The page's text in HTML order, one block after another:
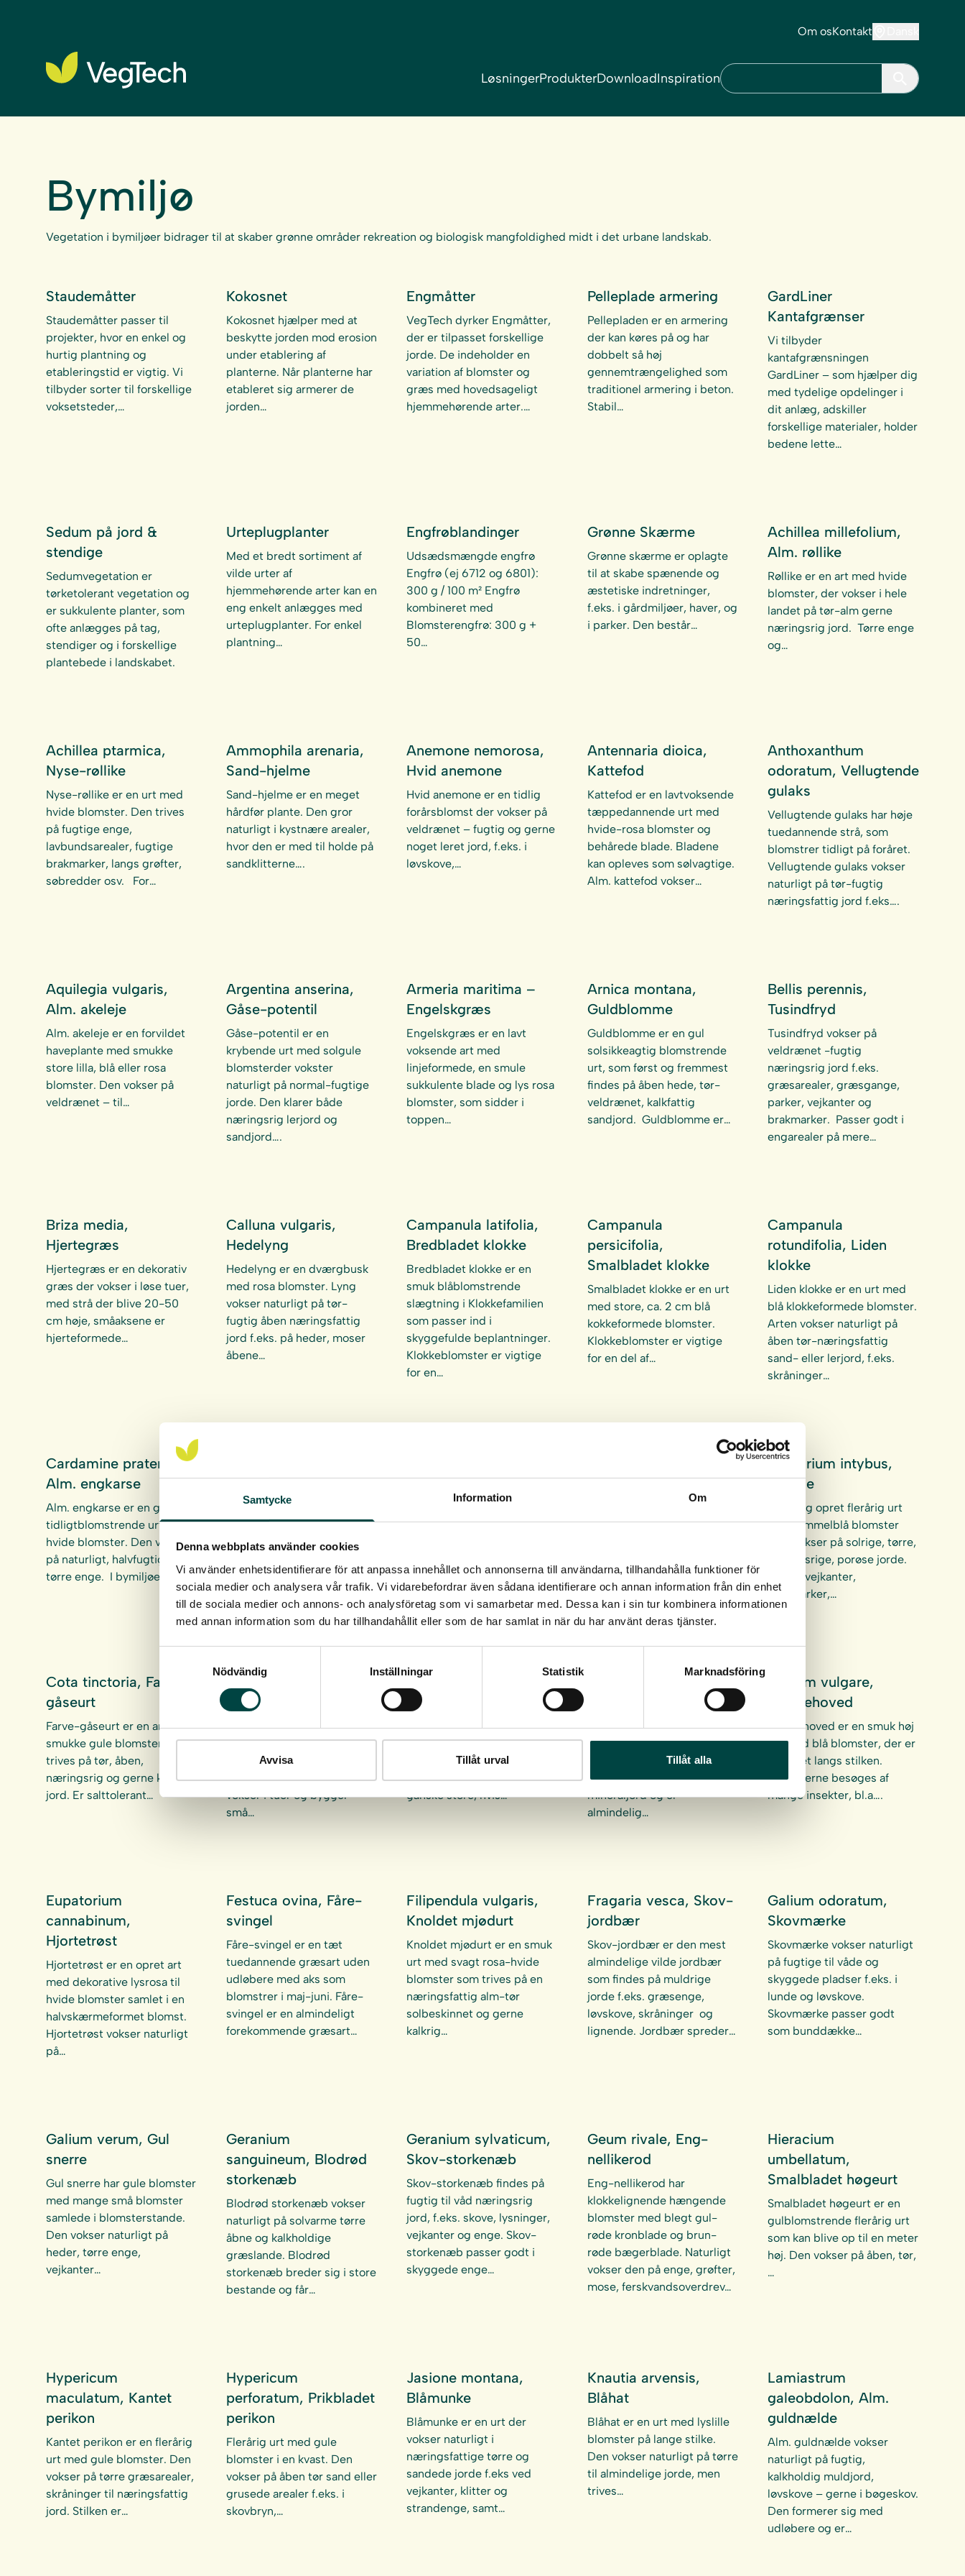
Samtycke Information Om
Denna webbplats använder cookies
Vi använder enhetsidentifierare för att anpassa innehållet och annonserna till användarna, tillhandahålla funktioner för
sociala medier och analysera vår trafik. Vi vidarebefordrar även sådana identifierare och annan information från din enhet
till de sociala medier och annons- och analysföretag som vi samarbetar med. Dessa kan i sin tur kombinera informationen
med annan information som du har tillhandahållit eller som de har samlat in när du har använt deras tjänster.
Nödvändig
Inställningar Statistik Marknadsföring
Avvisa Tillåt urval Tillåt alla
Om osKontakt
LøsningerProdukterDownloadInspiration
Bymiljø
Vegetation i bymiljøer bidrager til at skaber grønne områder rekreation og biologisk mangfoldighed midt i det urbane landskab.
Staudemåtter
Staudemåtter passer til
projekter, hvor en enkel og
hurtig plantning og
etableringstid er vigtig. Vi
tilbyder sorter til forskellige
voksetsteder,…
Kokosnet
Kokosnet hjælper med at
beskytte jorden mod erosion
under etablering af
planterne. Når planterne har
etableret sig armerer de
jorden…
Engmåtter
VegTech dyrker Engmåtter,
der er tilpasset forskellige
jorde. De indeholder en
variation af blomster og
græs med hovedsageligt
hjemmehørende arter.…
Pelleplade armering
Pellepladen er en armering
der kan køres på og har
dobbelt så høj
gennemtrængelighed som
traditionel armering i beton.
Stabil…
GardLiner
Kantafgrænser
Vi tilbyder
kantafgrænsningen
GardLiner – som hjælper dig
med tydelige opdelinger i
dit anlæg, adskiller
forskellige materialer, holder
bedene lette…
Sedum på jord &
stendige
Sedumvegetation er
tørketolerant vegetation og
er sukkulente planter, som
ofte anlægges på tag,
stendiger og i forskellige
plantebede i landskabet.
Urteplugplanter
Med et bredt sortiment af
vilde urter af
hjemmehørende arter kan en
eng enkelt anlægges med
urteplugplanter. For enkel
plantning…
Engfrøblandinger
Udsædsmængde engfrø
Engfrø (ej 6712 og 6801):
300 g / 100 m² Engfrø
kombineret med
Blomsterengfrø: 300 g +
50…
Grønne Skærme
Grønne skærme er oplagte
til at skabe spænende og
æstetiske indretninger,
f.eks. i gårdmiljøer, haver, og
i parker. Den består…
Achillea millefolium,
Alm. røllike
Røllike er en art med hvide
blomster, der vokser i hele
landet på tør-alm gerne
næringsrig jord. Tørre enge
og…
Achillea ptarmica,
Nyse-røllike
Nyse-røllike er en urt med
hvide blomster. Den trives
på fugtige enge,
lavbundsarealer, fugtige
brakmarker, langs grøfter,
søbredder osv. For…
Ammophila arenaria,
Sand-hjelme
Sand-hjelme er en meget
hårdfør plante. Den gror
naturligt i kystnære arealer,
hvor den er med til holde på
sandklitterne….
Anemone nemorosa,
Hvid anemone
Hvid anemone er en tidlig
forårsblomst der vokser på
veldrænet – fugtig og gerne
noget leret jord, f.eks. i
løvskove,…
Antennaria dioica,
Kattefod
Kattefod er en lavtvoksende
tæppedannende urt med
hvide-rosa blomster og
behårede blade. Bladene
kan opleves som sølvagtige.
Alm. kattefod vokser…
Anthoxanthum
odoratum, Vellugtende
gulaks
Vellugtende gulaks har høje
tuedannende strå, som
blomstrer tidligt på foråret.
Vellugtende gulaks vokser
naturligt på tør-fugtig
næringsfattig jord f.eks….
Aquilegia vulgaris,
Alm. akeleje
Alm. akeleje er en forvildet
haveplante med smukke
store lilla, blå eller rosa
blomster. Den vokser på
veldrænet – til…
Argentina anserina,
Gåse-potentil
Gåse-potentil er en
krybende urt med solgule
blomsterder vokster
naturligt på normal-fugtige
jorde. Den klarer både
næringsrig lerjord og
sandjord….
Armeria maritima –
Engelskgræs
Engelskgræs er en lavt
voksende art med
linjeformede, en smule
sukkulente blade og lys rosa
blomster, som sidder i
toppen…
Arnica montana,
Guldblomme
Guldblomme er en gul
solsikkeagtig blomstrende
urt, som først og fremmest
findes på åben hede, tør-
veldrænet, kalkfattig
sandjord. Guldblomme er…
Bellis perennis,
Tusindfryd
Tusindfryd vokser på
veldrænet -fugtig
næringsrig jord f.eks.
græsarealer, græsgange,
parker, vejkanter og
brakmarker. Passer godt i
engarealer på mere…
Briza media,
Hjertegræs
Hjertegræs er en dekorativ
græs der vokser i løse tuer,
med strå der blive 20-50
cm høje, småaksene er
hjerteformede…
Calluna vulgaris,
Hedelyng
Hedelyng er en dværgbusk
med rosa blomster. Lyng
vokser naturligt på tør-
fugtig åben næringsfattig
jord f.eks. på heder, moser
åbene…
Campanula latifolia,
Bredbladet klokke
Bredbladet klokke er en
smuk blåblomstrende
slægtning i Klokkefamilien
som passer ind i
skyggefulde beplantninger.
Klokkeblomster er vigtige
for en…
Campanula
persicifolia,
Smalbladet klokke
Smalbladet klokke er en urt
med store, ca. 2 cm blå
kokkeformede blomster.
Klokkeblomster er vigtige
for en del af…
Campanula
rotundifolia, Liden
klokke
Liden klokke er en urt med
blå klokkeformede blomster.
Arten vokser naturligt på
åben tør-næringsfattig
sand- eller lerjord, f.eks.
skråninger…
Cardamine pratensis,
Alm. engkarse
Alm. engkarse er en glat,
tidligtblomstrende urt med
hvide blomster. Den vokser
på naturligt, halvfugtige til
tørre enge. I bymiljøer…
star
Sand-star er en smuk, glat,
mørkegrøn halvgræs som
udbredes via rødder. Den
kysten, i klitter…
knopurt
opret flerårig urt som vokser
jorde…
Stor knopurt
knopurt er en
på åben, tør til fugtig jord,…
Cichorium intybus,
Cikorie
Smuk og opret flerårig urt
med himmelblå blomster
som vokser på solrige, tørre,
næringsrige, porøse jorde.
F.eks. i vejkanter,
brakmarker,…
Cota tinctoria, Farve-
gåseurt
Farve-gåseurt er en art med
smukke gule blomster som
trives på tør, åben,
næringsrig og gerne kalkrig
jord. Er salttolerant…
Dianthus arenarius,
Sandnellike
Sandnellike vokser naturligt
på åben og tørre sandede
jorder, f.eks. græsheder og
strandenge. Sandnellike
vokser i tuer og bygger
små…
Dianthus deltoides,
Bakke-nellike
Bakke-nellike er en rosa
flerårig urt, som vokser og
udbreder sig med spredte
tuer. Tuerne kan blive
ganske store, hvis…
Alm. fingerbøl er en
opretvoksende urt og en
klassisk haveplante. Den
trives i tør til fugtig
mineraljord og er
almindelig…
Echium vulgare,
Slangehoved
Slangehoved er en smuk høj
urt med blå blomster, der er
placeret langs stilken.
Blomsterne besøges af
mange insekter, bl.a….
Eupatorium
cannabinum,
Hjortetrøst
Hjortetrøst er en opret art
med dekorative lysrosa til
hvide blomster samlet i en
halvskærmeformet blomst.
Hjortetrøst vokser naturligt
på…
Festuca ovina, Fåre-
svingel
Fåre-svingel er en tæt
tuedannende græsart uden
udløbere med aks som
blomstrer i maj-juni. Fåre-
svingel er en almindeligt
forekommende græsart…
Filipendula vulgaris,
Knoldet mjødurt
Knoldet mjødurt er en smuk
urt med svagt rosa-hvide
blomster som trives på en
næringsfattig alm-tør
solbeskinnet og gerne
kalkrig…
Fragaria vesca, Skov-
jordbær
Skov-jordbær er den mest
almindelige vilde jordbær
som findes på muldrige
jorde f.eks. græsenge,
løvskove, skråninger og
lignende. Jordbær spreder…
Galium odoratum,
Skovmærke
Skovmærke vokser naturligt
på fugtige til våde og
skyggede pladser f.eks. i
lunde og løvskove.
Skovmærke passer godt
som bunddække…
Galium verum, Gul
snerre
Gul snerre har gule blomster
med mange små blomster
samlede i blomsterstande.
Den vokser naturligt på
heder, tørre enge,
vejkanter…
Geranium
sanguineum, Blodrød
storkenæb
Blodrød storkenæb vokser
naturligt på solvarme tørre
åbne og kalkholdige
græslande. Blodrød
storkenæb breder sig i store
bestande og får…
Geranium sylvaticum,
Skov-storkenæb
Skov-storkenæb findes på
fugtig til våd næringsrig
jord, f.eks. skove, lysninger,
vejkanter og enge. Skov-
storkenæb passer godt i
skyggede enge…
Geum rivale, Eng-
nellikerod
Eng-nellikerod har
klokkelignende hængende
blomster med blegt gul-
røde kronblade og brun-
røde bægerblade. Naturligt
vokser den på enge, grøfter,
mose, ferskvandsoverdrev…
Hieracium
umbellatum,
Smalbladet høgeurt
Smalbladet høgeurt er en
gulblomstrende flerårig urt
som kan blive op til en meter
høj. Den vokser på åben, tør,
…
Hypericum
maculatum, Kantet
perikon
Kantet perikon er en flerårig
urt med gule blomster. Den
vokser på tørre græsarealer,
skråninger til næringsfattig
jord. Stilken er…
Hypericum
perforatum, Prikbladet
perikon
Flerårig urt med gule
blomster i en kvast. Den
vokser på åben tør sand eller
grusede arealer f.eks. i
skovbryn,…
Jasione montana,
Blåmunke
Blåmunke er en urt der
vokser naturligt i
næringsfattige tørre og
sandede jorde f.eks ved
vejkanter, klitter og
strandenge, samt…
Knautia arvensis,
Blåhat
Blåhat er en urt med lyslille
blomster på lange stilke.
Den vokser naturligt på tørre
til almindelige jorde, men
trives…
Lamiastrum
galeobdolon, Alm.
guldnælde
Alm. guldnælde vokser
naturligt på fugtig,
kalkholdig muldjord,
løvskove – gerne i bøgeskov.
Den formerer sig med
udløbere og er…